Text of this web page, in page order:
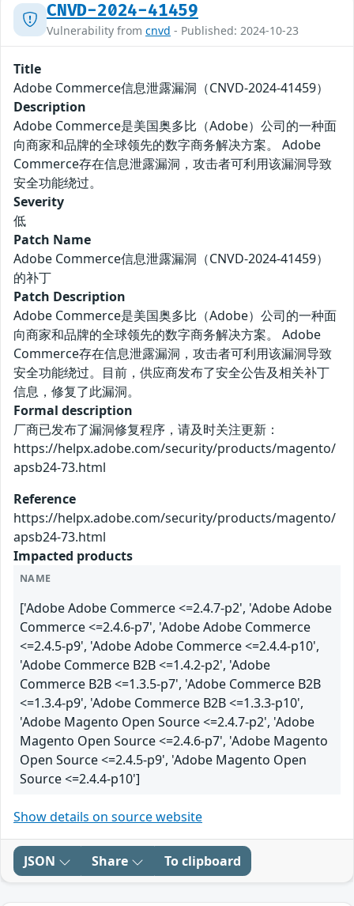
CNVD-2024-41459
Vulnerability from cnvd - Published: 2024-10-23
Title
Adobe Commerce信息泄露漏洞（CNVD-2024-41459）
Description
Adobe Commerce是美国奥多比（Adobe）公司的一种面
向商家和品牌的全球领先的数字商务解决方案。 Adobe
Commerce存在信息泄露漏洞，攻击者可利用该漏洞导致
安全功能绕过。
Severity
低
Patch Name
Adobe Commerce信息泄露漏洞（CNVD-2024-41459）
的补丁
Patch Description
Adobe Commerce是美国奥多比（Adobe）公司的一种面
向商家和品牌的全球领先的数字商务解决方案。 Adobe
Commerce存在信息泄露漏洞，攻击者可利用该漏洞导致
安全功能绕过。目前，供应商发布了安全公告及相关补丁
信息，修复了此漏洞。
Formal description
厂商已发布了漏洞修复程序，请及时关注更新：
https://helpx.adobe.com/security/products/magento/
apsb24-73.html
Reference
https://helpx.adobe.com/security/products/magento/
apsb24-73.html
Impacted products
NAME
['Adobe Adobe Commerce <=2.4.7-p2', 'Adobe Adobe
Commerce <=2.4.6-p7', 'Adobe Adobe Commerce
<=2.4.5-p9', 'Adobe Adobe Commerce <=2.4.4-p10',
'Adobe Commerce B2B <=1.4.2-p2', 'Adobe
Commerce B2B <=1.3.5-p7', 'Adobe Commerce B2B
<=1.3.4-p9', 'Adobe Commerce B2B <=1.3.3-p10',
'Adobe Magento Open Source <=2.4.7-p2', 'Adobe
Magento Open Source <=2.4.6-p7', 'Adobe Magento
Open Source <=2.4.5-p9', 'Adobe Magento Open
Source <=2.4.4-p10']
Show details on source website
JSON Share To clipboard